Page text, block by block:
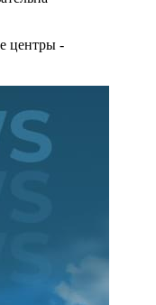
центры -